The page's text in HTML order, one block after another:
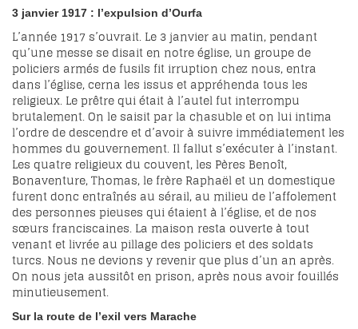
3 janvier 1917 : l’expulsion d’Ourfa
L’année 1917 s’ouvrait. Le 3 janvier au matin, pendant
qu’une messe se disait en notre église, un groupe de
policiers armés de fusils fit irruption chez nous, entra
dans l’église, cerna les issus et appréhenda tous les
religieux. Le prêtre qui était à l’autel fut interrompu
brutalement. On le saisit par la chasuble et on lui intima
l’ordre de descendre et d’avoir à suivre immédiatement les
hommes du gouvernement. Il fallut s’exécuter à l’instant.
Les quatre religieux du couvent, les Pères Benoît,
Bonaventure, Thomas, le frère Raphaël et un domestique
furent donc entraînés au sérail, au milieu de l’affolement
des personnes pieuses qui étaient à l’église, et de nos
sœurs franciscaines. La maison resta ouverte à tout
venant et livrée au pillage des policiers et des soldats
turcs. Nous ne devions y revenir que plus d’un an après.
On nous jeta aussitôt en prison, après nous avoir fouillés
minutieusement.
Sur la route de l’exil vers Marache